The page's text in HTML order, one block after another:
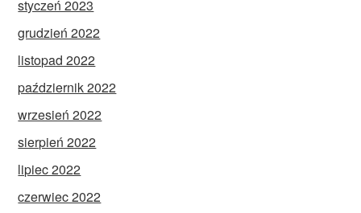
styczeń 2023
grudzień 2022
listopad 2022
październik 2022
wrzesień 2022
sierpień 2022
lipiec 2022
czerwiec 2022